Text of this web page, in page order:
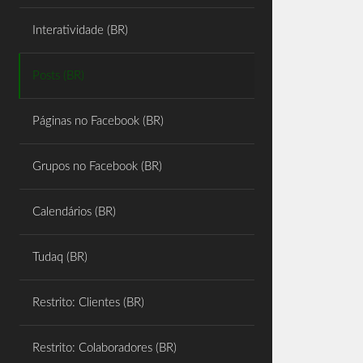
Interatividade (BR)
Posts (BR)
Páginas no Facebook (BR)
Grupos no Facebook (BR)
Calendários (BR)
Tudaq (BR)
Restrito: Clientes (BR)
Restrito: Colaboradores (BR)